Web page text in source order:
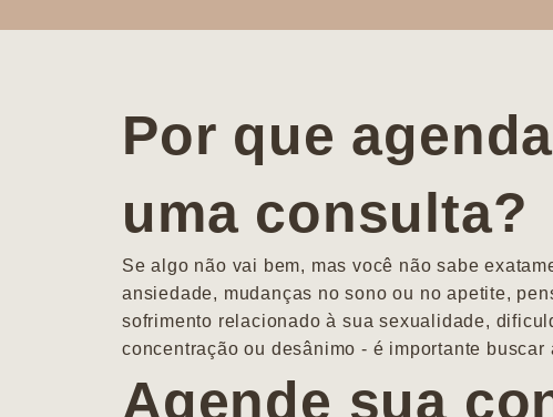
Por que
uma consulta?
Se algo não vai bem, mas você não sabe
ansiedade, mudanças no sono ou no apetite,
sofrimento relacionado à sua sexualidade,
concentração ou desânimo - é importante buscar
Agende sua